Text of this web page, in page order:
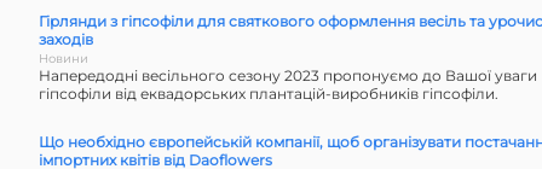
Гірлянди з гіпсофіли для святкового оформлення весіль та
заходів
Новини
Напередодні весільного сезону 2023 пропонуємо до Вашої уваги
гіпсофіли від еквадорських плантацій-виробників гіпсофіли.
Що необхідно європейській компанії, щоб організувати
імпортних квітів від Daoflowers